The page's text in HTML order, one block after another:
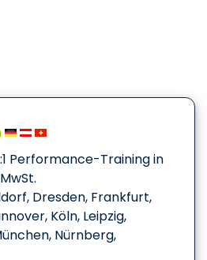
Performance-Training in
Dresden, Frankfurt,
Köln, Leipzig,
Nürnberg,